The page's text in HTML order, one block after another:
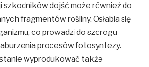
szkodników dojść może również do
fragmentów rośliny. Osłabia się
co prowadzi do szeregu
procesów fotosyntezy.
wyprodukować także